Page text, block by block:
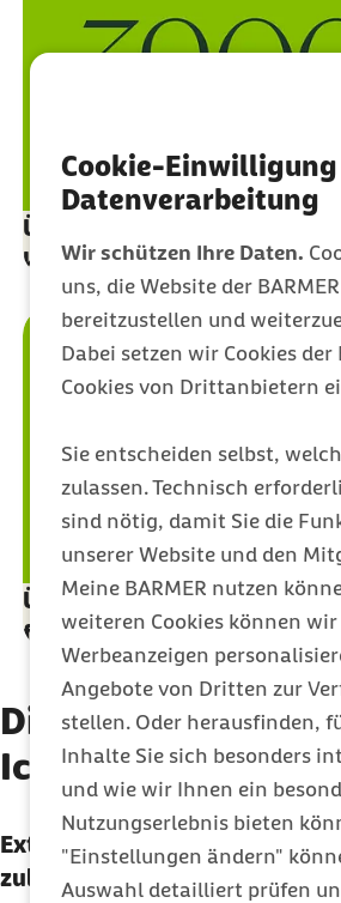
Cookie-
Datenverarbeitung
Wir schützen Ihre Daten.
uns, die Website der
bereitzustellen und
Dabei setzen wir Cookies der
Cookies von Drittanbietern
Sie entscheiden selbst,
zulassen. Technisch
sind nötig, damit Sie die
unserer Website und den
Meine BARMER nutzen
weiteren Cookies können wir
Werbeanzeigen
Angebote von Dritten zur
stellen. Oder herausfinden,
Inhalte Sie sich besonders
und wie wir Ihnen ein
Nutzungserlebnis bieten
"Einstellungen ändern"
Auswahl detailliert prüfen
Über 39.000 Fachkräfte
kostenlosen Fortbildung
Über 1,75 Millionen Kinder
fürs Kochen begeistert
Diese Ziele hat die
Ich kann kochen!
Externe Inhalte der
anzeigen
Externe Inhalte der Youtube-
zulassen